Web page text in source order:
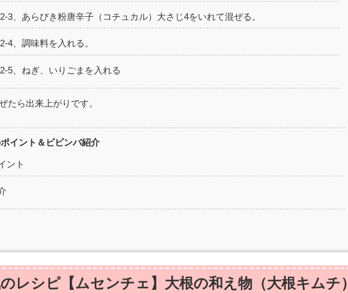
2-3、あらびき粉唐辛子（コチュカル）大さじ4をいれて混ぜる。
2-4、調味料を入れる。
2-5、ねぎ、いりごまを入れる
たら出来上がりです。
イント＆ビビンバ紹介
ント
レシピ【ムセンチェ】大根の和え物（大根キムチ）